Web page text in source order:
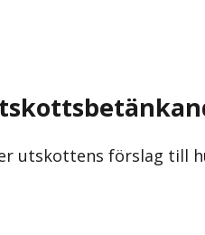
utskottens förslag till